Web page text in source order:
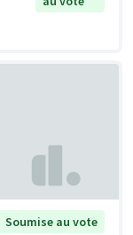
Soumise au vote